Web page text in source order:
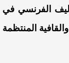
الفرنسي في
والقافية المنتظمة